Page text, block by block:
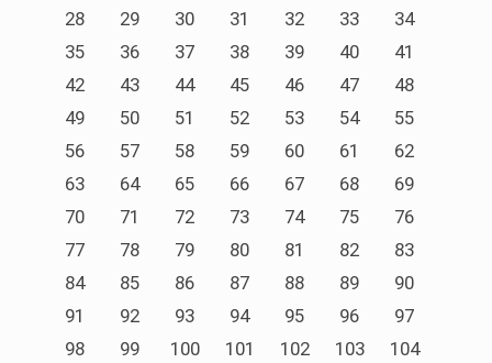
28
29 30 31 32 33
34
35
36 37 38 39 40
41
42
43 44 45 46 47
48
49
50 51 52 53 54
55
56
57 58 59 60 61
62
63
64 65 66 67 68
69
70
71 72 73 74 75
76
77
78 79 80 81 82
83
84
85 86 87 88 89
90
91
92 93 94 95 96
97
98
99 100 101 102 103
104